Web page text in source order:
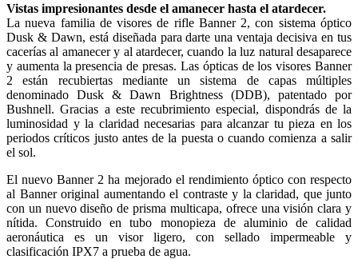
Vistas impresionantes desde el amanecer hasta el atardecer.
La nueva familia de visores de rifle Banner 2, con sistema óptico
Dusk & Dawn, está diseñada para darte una ventaja decisiva en tus
cacerías al amanecer y al atardecer, cuando la luz natural desaparece
y aumenta la presencia de presas. Las ópticas de los visores Banner
2 están recubiertas mediante un sistema de capas múltiples
denominado Dusk & Dawn Brightness (DDB), patentado por
Bushnell. Gracias a este recubrimiento especial, dispondrás de la
luminosidad y la claridad necesarias para alcanzar tu pieza en los
periodos críticos justo antes de la puesta o cuando comienza a salir
el sol.
El nuevo Banner 2 ha mejorado el rendimiento óptico con respecto
al Banner original aumentando el contraste y la claridad, que junto
con un nuevo diseño de prisma multicapa, ofrece una visión clara y
nítida. Construido en tubo monopieza de aluminio de calidad
aeronáutica es un visor ligero, con sellado impermeable y
clasificación IPX7 a prueba de agua.